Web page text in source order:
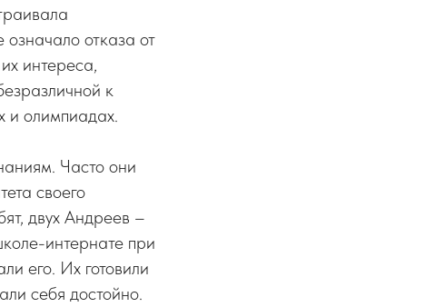
означало отказа от
интереса,
к
и олимпиадах.
Часто они
своего
двух Андреев –
интернате при
его. Их готовили
себя достойно.